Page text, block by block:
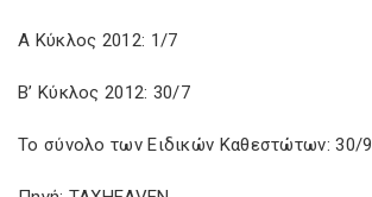
Α Κύκλος 2012: 1/7
Β’ Κύκλος 2012: 30/7
Το σύνολο των Ειδικών Καθεστώτων: 30/9